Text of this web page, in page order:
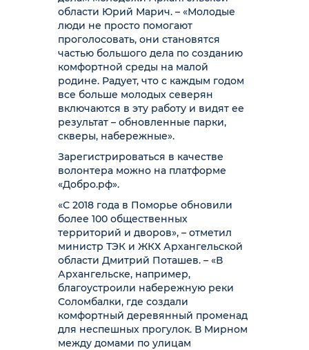
области Юрий Марич. – «Молодые
люди не просто помогают
проголосовать, они становятся
частью большого дела по созданию
комфортной среды на малой
родине. Радует, что с каждым годом
все больше молодых северян
включаются в эту работу и видят ее
результат – обновленные парки,
скверы, набережные».
Зарегистрироваться в качестве
волонтера можно на платформе
«Добро.рф».
«С 2018 года в Поморье обновили
более 100 общественных
территорий и дворов», – отметил
министр ТЭК и ЖКХ Архангельской
области Дмитрий Поташев. – «В
Архангельске, например,
благоустроили набережную реки
Соломбалки, где создали
комфортный деревянный променад
для неспешных прогулок. В Мирном
между домами по улицам